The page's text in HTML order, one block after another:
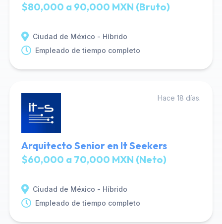
$80,000 a 90,000 MXN (Bruto)
Ciudad de México - Híbrido
Empleado de tiempo completo
Hace 18 días.
Arquitecto Senior en It Seekers
$60,000 a 70,000 MXN (Neto)
Ciudad de México - Híbrido
Empleado de tiempo completo